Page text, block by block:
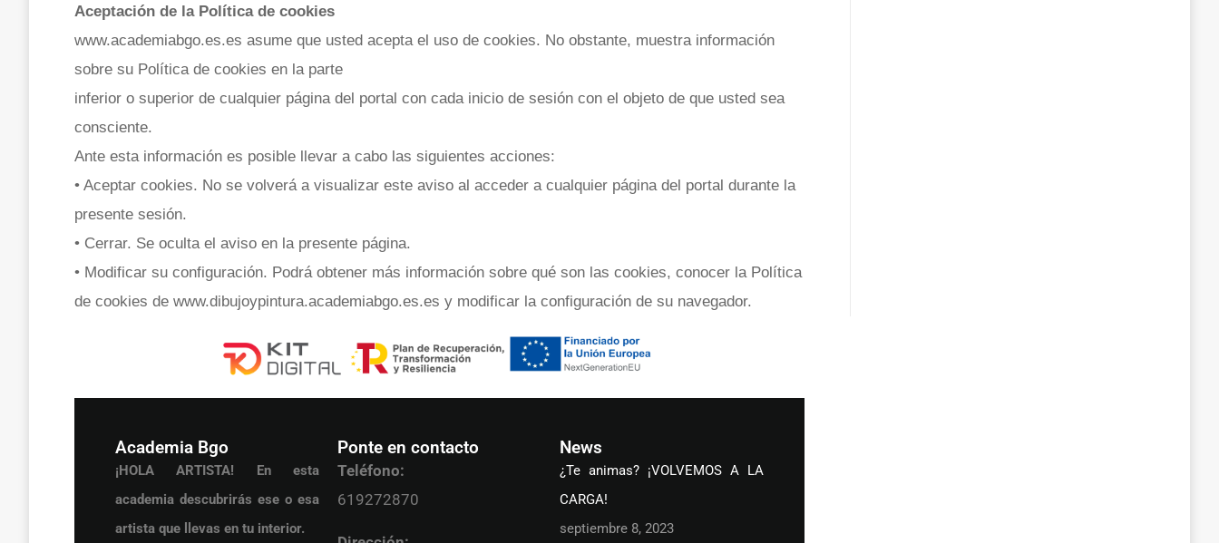
Aceptación de la Política de cookies
www.academiabgo.es.es asume que usted acepta el uso de cookies. No obstante, muestra información
sobre su Política de cookies en la parte
inferior o superior de cualquier página del portal con cada inicio de sesión con el objeto de que usted sea
consciente.
Ante esta información es posible llevar a cabo las siguientes acciones:
• Aceptar cookies. No se volverá a visualizar este aviso al acceder a cualquier página del portal durante la
presente sesión.
• Cerrar. Se oculta el aviso en la presente página.
• Modificar su configuración. Podrá obtener más información sobre qué son las cookies, conocer la Política
de cookies de www.dibujoypintura.academiabgo.es.es y modificar la configuración de su navegador.
Academia Bgo
¡HOLA ARTISTA! En esta
academia descubrirás ese o esa
artista que llevas en tu interior.
Ponte en contacto
Teléfono:
619272870
News
¿Te animas? ¡VOLVEMOS A LA
CARGA!
septiembre 8, 2023